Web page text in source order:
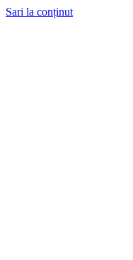
Sari la conținut